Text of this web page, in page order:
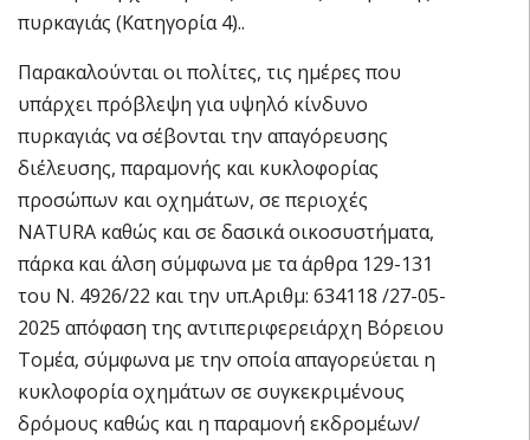
πυρκαγιάς (Κατηγορία 4)..
Παρακαλούνται οι πολίτες, τις ημέρες που
υπάρχει πρόβλεψη για υψηλό κίνδυνο
πυρκαγιάς να σέβονται την απαγόρευσης
διέλευσης, παραμονής και κυκλοφορίας
προσώπων και οχημάτων, σε περιοχές
NATURA καθώς και σε δασικά οικοσυστήματα,
πάρκα και άλση σύμφωνα με τα άρθρα 129-131
του Ν. 4926/22 και την υπ.Αριθμ: 634118 /27-05-
2025 απόφαση της αντιπεριφερειάρχη Βόρειου
Τομέα, σύμφωνα με την οποία απαγορεύεται η
κυκλοφορία οχημάτων σε συγκεκριμένους
δρόμους καθώς και η παραμονή εκδρομέων/